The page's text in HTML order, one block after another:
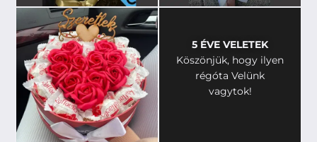
5 ÉVE VELETEK
Köszönjük, hogy ilyen
régóta Velünk
vagytok!